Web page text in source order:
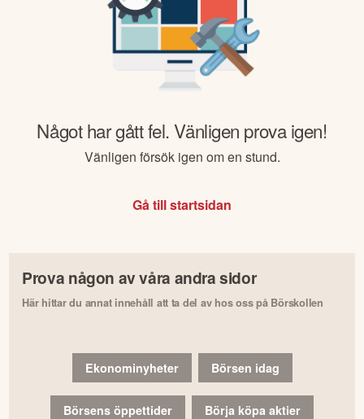
Något har gått fel. Vänligen prova igen!
Vänligen försök igen om en stund.
Gå till startsidan
Prova någon av våra andra sidor
Här hittar du annat innehåll att ta del av hos oss på Börskollen
Ekonominyheter Börsen idag
Börsens öppettider Börja köpa aktier